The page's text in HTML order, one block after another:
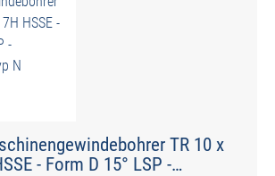
TR 10 x
- Form D 15° LSP -